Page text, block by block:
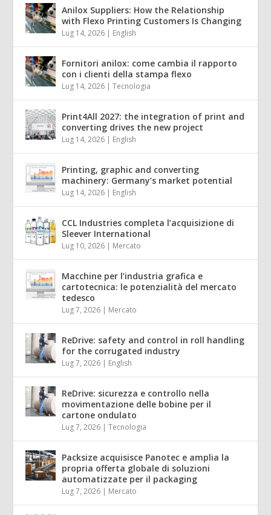
Anilox Suppliers: How the Relationship
with Flexo Printing Customers Is Changing
Lug 14, 2026 | English
Fornitori anilox: come cambia il rapporto
con i clienti della stampa flexo
Lug 14, 2026 |Tecnologia
Print4All 2027: the integration of print and
converting drives the new project
Lug 14, 2026 | English
Printing, graphic and converting
machinery: Germany’s market potential
Lug 14, 2026 | English
CCL Industries completa l’acquisizione di
Sleever International
Lug 10, 2026 | Mercato
Macchine per l’industria grafica e
cartotecnica: le potenzialità del mercato
tedesco
Lug 7, 2026 | Mercato
ReDrive: safety and control in roll handling
for the corrugated industry
Lug 7, 2026 | English
ReDrive: sicurezza e controllo nella
movimentazione delle bobine per il
cartone ondulato
Lug 7, 2026 |Tecnologia
Packsize acquisisce Panotec e amplia la
propria offerta globale di soluzioni
automatizzate per il packaging
Lug 7, 2026 | Mercato